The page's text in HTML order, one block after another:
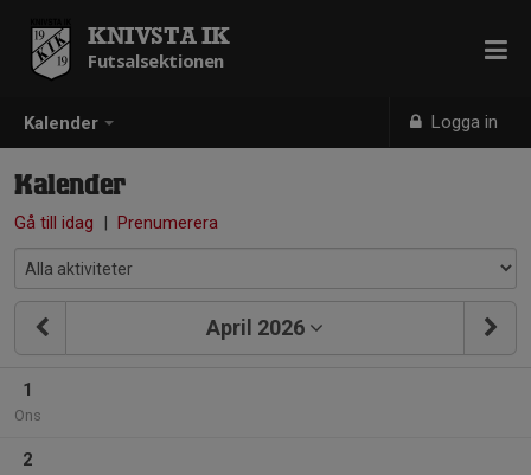
Kalender Logga in
KNIVSTA IK
Futsalsektionen
Kalender
Gå till idag | Prenumerera
April 2026
1
Ons
2